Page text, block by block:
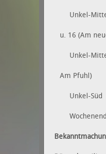
Unkel-
u. 16 (Am
Unkel-
Am Pfuhl)
Unkel-Süd